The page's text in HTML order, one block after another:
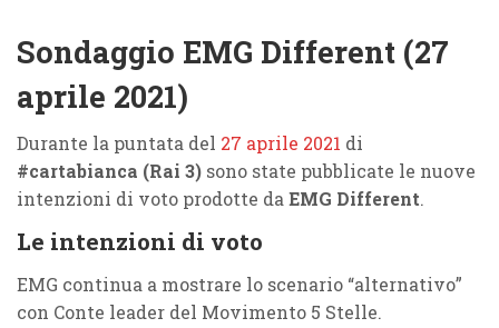
Sondaggio EMG Different (27
aprile 2021)
Durante la puntata del 27 aprile 2021 di
#cartabianca (Rai 3) sono state pubblicate le nuove
intenzioni di voto prodotte da EMG Different.
Le intenzioni di voto
EMG continua a mostrare lo scenario “alternativo”
con Conte leader del Movimento 5 Stelle.